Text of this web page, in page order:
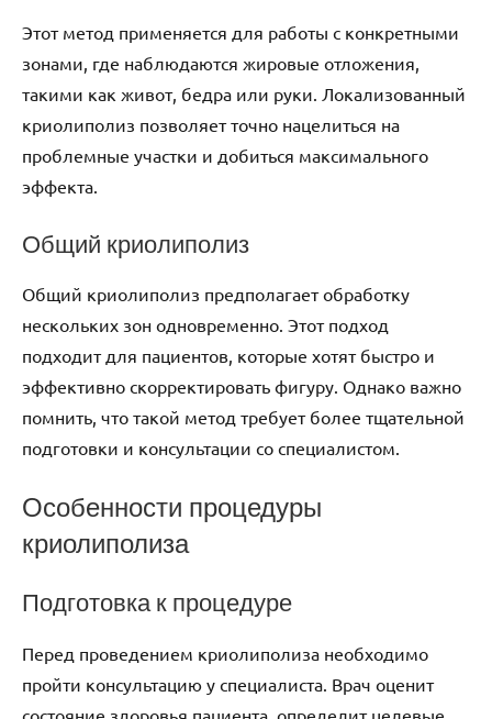
Этот метод применяется для работы с конкретными
зонами, где наблюдаются жировые отложения,
такими как живот, бедра или руки. Локализованный
криолиполиз позволяет точно нацелиться на
проблемные участки и добиться максимального
эффекта.
Общий криолиполиз
Общий криолиполиз предполагает обработку
нескольких зон одновременно. Этот подход
подходит для пациентов, которые хотят быстро и
эффективно скорректировать фигуру. Однако важно
помнить, что такой метод требует более тщательной
подготовки и консультации со специалистом.
Особенности процедуры
криолиполиза
Подготовка к процедуре
Перед проведением криолиполиза необходимо
пройти консультацию у специалиста. Врач оценит
состояние здоровья пациента, определит целевые